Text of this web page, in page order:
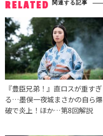
RELATED 関連する記事
『豊臣兄弟！』直ロスが重すぎ
る…墨俣一夜城まさかの自ら爆
破で炎上！ほか…第8回解説